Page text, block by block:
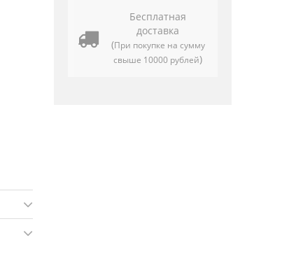
Бесплатная
доставка
(При покупке на сумму
свыше 10000 рублей)